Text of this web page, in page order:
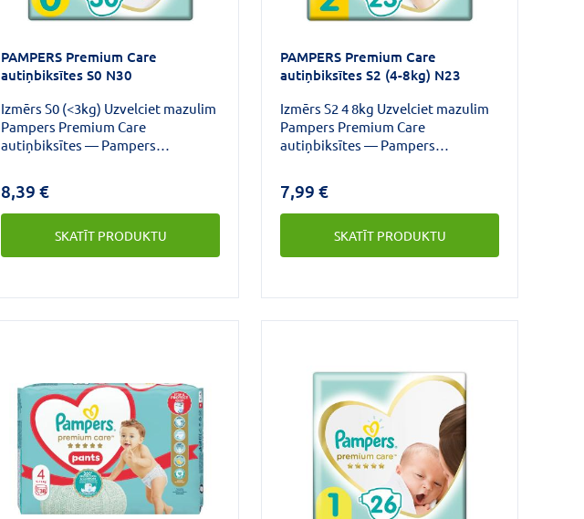
PAMPERS Premium Care
autiņbiksītes S0 N30
Izmērs S0 (<3kg) Uzvelciet mazulim
Pampers Premium Care
autiņbiksītes — Pampers
sekrēciju absorbējošs slānis.
8,39 €
SKATĪT PRODUKTU
PAMPERS Premium Care
autiņbiksītes S2 (4-8kg) N23
Izmērs S2 4 8kg Uzvelciet mazulim
Pampers Premium Care
autiņbiksītes — Pampers
sekrēciju absorbējošs slānis.
7,99 €
SKATĪT PRODUKTU